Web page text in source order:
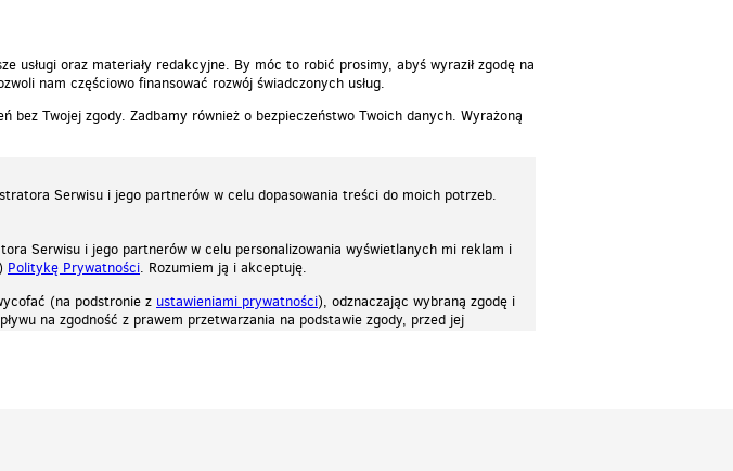
czemu nie będą zbierane żadne informacje.
oraz materiały redakcyjne. By móc to robić prosimy, abyś wyraził zgodę na
nam częściowo finansować rozwój świadczonych usług.
Twojej zgody. Zadbamy również o bezpieczeństwo Twoich danych. Wyrażoną
Serwisu i jego partnerów w celu dopasowania treści do moich potrzeb.
Serwisu i jego partnerów w celu personalizowania wyświetlanych mi reklam i
Politykę Prywatności. Rozumiem ją i akceptuję.
(na podstronie z ustawieniami prywatności), odznaczając wybraną zgodę i
na zgodność z prawem przetwarzania na podstawie zgody, przed jej